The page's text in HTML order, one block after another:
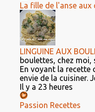
La fille de l'anse aux
LINGUINE AUX
boulettes, chez
En voyant la recette
envie de la cuisiner.
Il y a 23 heures
Passion Recettes